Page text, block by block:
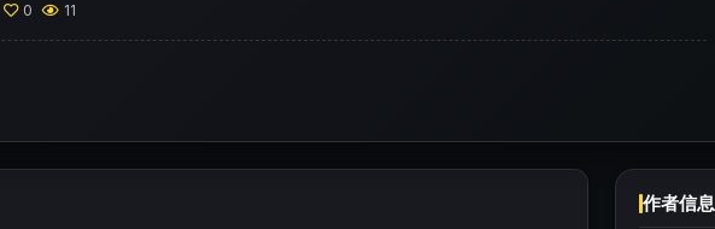
0 11
作者信息